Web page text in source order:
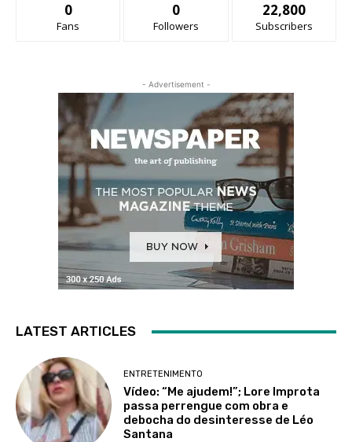
0
Fans
0
Followers
22,800
Subscribers
- Advertisement -
LATEST ARTICLES
ENTRETENIMENTO
Vídeo: “Me ajudem!”; Lore Improta
passa perrengue com obra e
debocha do desinteresse de Léo
Santana